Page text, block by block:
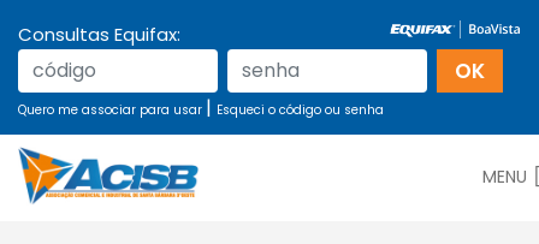
Consultas Equifax:
Quero me associar para usar | Esqueci o código ou senha
MENU